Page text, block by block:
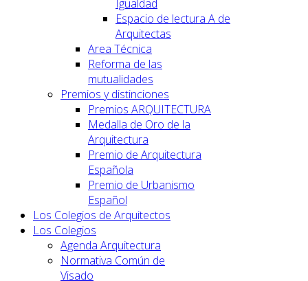
Igualdad
Espacio de lectura A de
Arquitectas
Area Técnica
Reforma de las
mutualidades
Premios y distinciones
Premios ARQUITECTURA
Medalla de Oro de la
Arquitectura
Premio de Arquitectura
Española
Premio de Urbanismo
Español
Los Colegios de Arquitectos
Los Colegios
Agenda Arquitectura
Normativa Común de
Visado